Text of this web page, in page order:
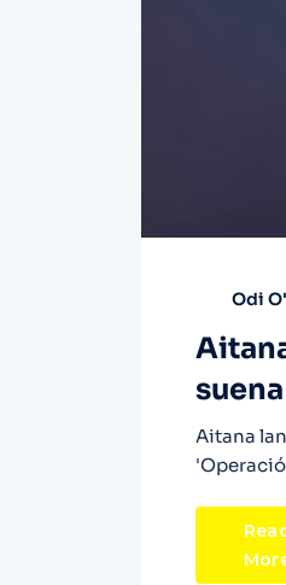
Odi
Aitana